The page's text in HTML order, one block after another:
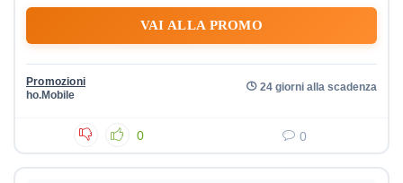
VAI ALLA PROMO
Promozioni
ho.Mobile
24 giorni alla scadenza
0 0